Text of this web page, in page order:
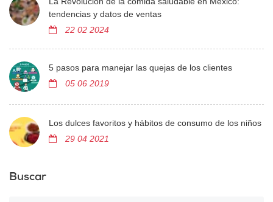
tendencias y datos de ventas
22 02 2024
5 pasos para manejar las quejas de los clientes
05 06 2019
Los dulces favoritos y hábitos de consumo de los niños
29 04 2021
Buscar